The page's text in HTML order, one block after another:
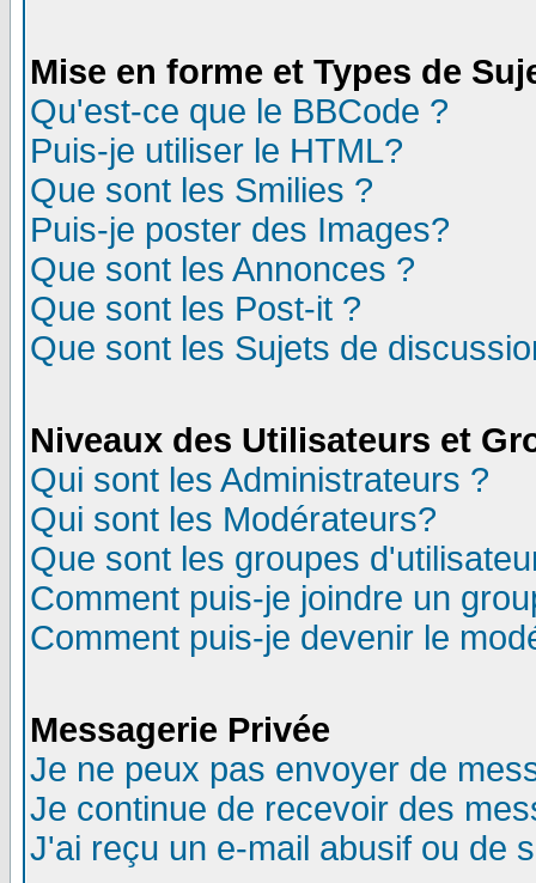
Mise en forme et Types de
Qu'est-ce que le BBCode ?
Puis-je utiliser le HTML?
Que sont les Smilies ?
Puis-je poster des Images?
Que sont les Annonces ?
Que sont les Post-it ?
Que sont les Sujets de
Niveaux des Utilisateurs et
Qui sont les Administrateurs ?
Qui sont les Modérateurs?
Que sont les groupes
Comment puis-je joindre un
Comment puis-je devenir le
Messagerie Privée
Je ne peux pas envoyer de
Je continue de recevoir des
J'ai reçu un e-mail abusif ou de